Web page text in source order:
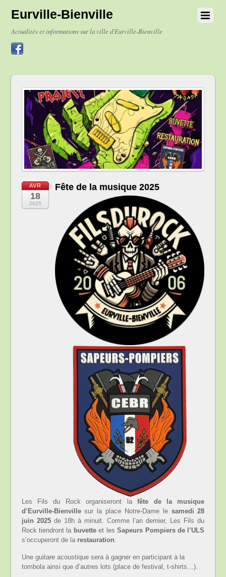
Eurville-Bienville
Actualités et informations sur la ville d'Eurville-Bienville
AVR
18
2025
Fête de la musique 2025
Les Fils du Rock organiseront lafête de la musique
d’Eurville-Bienvillesur la place Notre-Dame le samedi 28
juin 2025de 18h à minuit. Comme l’an dernier, Les Fils du
Rock tiendront la buvetteet lesSapeurs Pompiers de l’ULS
s’occuperont de la restauration
Une guitare acoustique sera à gagner en participant à la
tombola ainsi que d’autres lots (place de festival, t-shirts…).